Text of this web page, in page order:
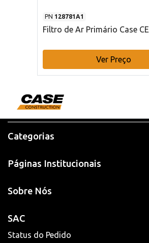
PN 128781A1
Filtro de Ar Primário Case CE
Ver Preço
Categorias
Páginas Institucionais
Sobre Nós
SAC
Status do Pedido